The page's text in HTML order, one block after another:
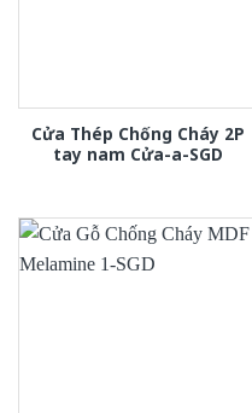
Cửa Thép Chống Cháy 2P
tay nam Cửa-a-SGD